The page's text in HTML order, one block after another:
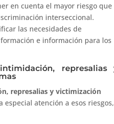
en cuenta el mayor riesgo que
interseccional.
las necesidades de
e información para los
represalias
represalias y victimización
atención a esos riesgos,